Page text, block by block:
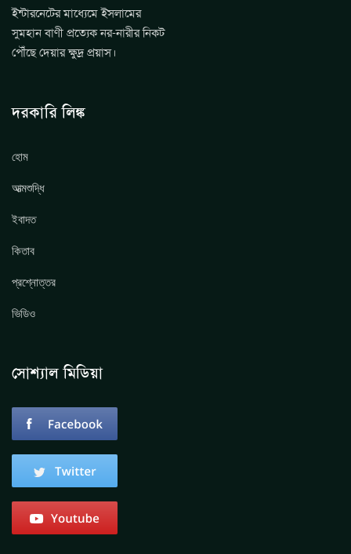
ইন্টারনেটের মাধ্যেমে ইসলামের
সুমহান বাণী প্রত্যেক নর-নারীর নিকট
পৌঁছে দেয়ার ক্ষুদ্র প্রয়াস।
দরকারি লিঙ্ক
হোম
আত্মশুদ্ধি
ইবাদত
কিতাব
প্রশ্নোত্তর
ভিডিও
সোশ্যাল মিডিয়া